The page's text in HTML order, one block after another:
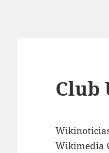
Club
Wikimedia